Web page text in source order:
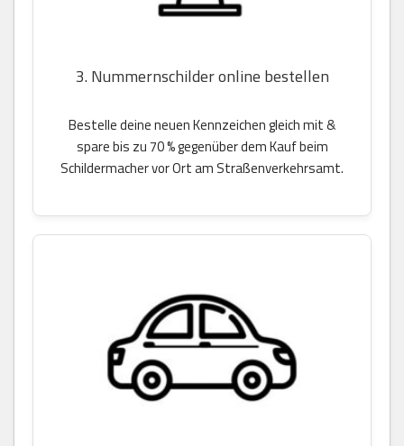
3. Nummernschilder online bestellen
Bestelle deine neuen Kennzeichen gleich mit &
spare bis zu 70 % gegenüber dem Kauf beim
Schildermacher vor Ort am Straßenverkehrsamt.